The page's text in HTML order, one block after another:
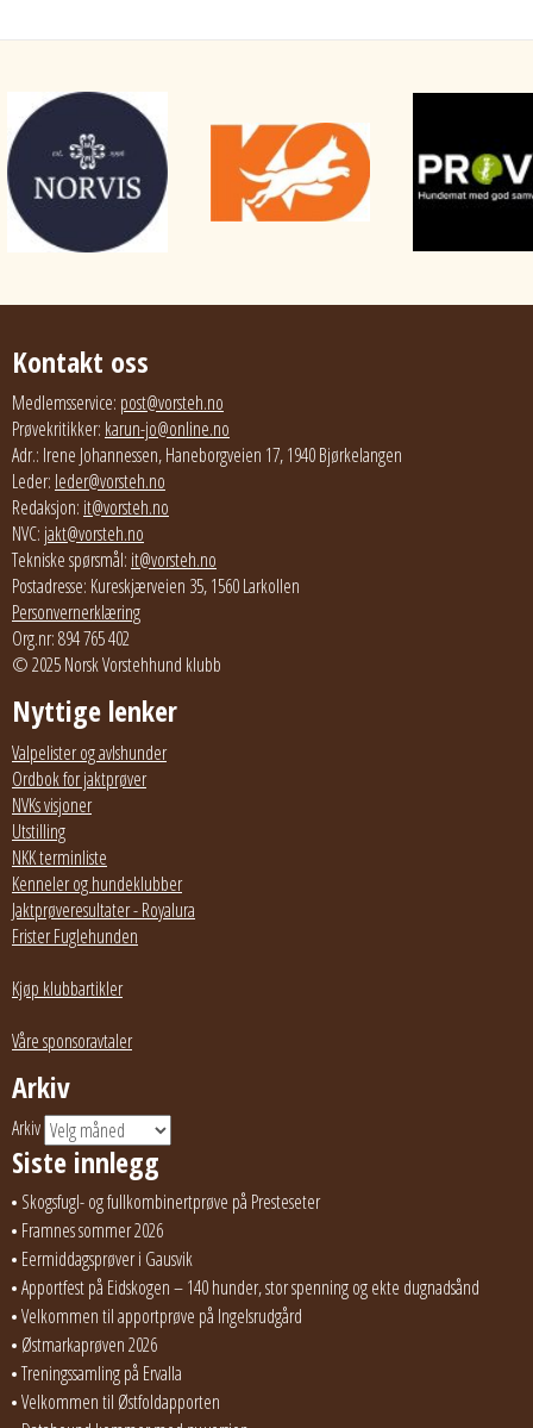
Kontakt oss
Medlemsservice: post@vorsteh.no
Prøvekritikker: karun-jo@online.no
Adr.: Irene Johannessen, Haneborgveien 17, 1940 Bjørkelangen
Leder: leder@vorsteh.no
Redaksjon: it@vorsteh.no
NVC: jakt@vorsteh.no
Tekniske spørsmål: it@vorsteh.no
Postadresse: Kureskjærveien 35, 1560 Larkollen
Personvernerklæring
Org.nr: 894 765 402
© 2025 Norsk Vorstehhund klubb
Nyttige lenker
Valpelister og avlshunder
Ordbok for jaktprøver
NVKs visjoner
Utstilling
NKK terminliste
Kenneler og hundeklubber
Jaktprøveresultater - Royalura
Frister Fuglehunden
Kjøp klubbartikler
Våre sponsoravtaler
Arkiv
Arkiv
Siste innlegg
Skogsfugl- og fullkombinertprøve på Presteseter
Framnes sommer 2026
Eermiddagsprøver i Gausvik
Apportfest på Eidskogen – 140 hunder, stor spenning og ekte dugnadsånd
Velkommen til apportprøve på Ingelsrudgård
Østmarkaprøven 2026
Treningssamling på Ervalla
Velkommen til Østfoldapporten